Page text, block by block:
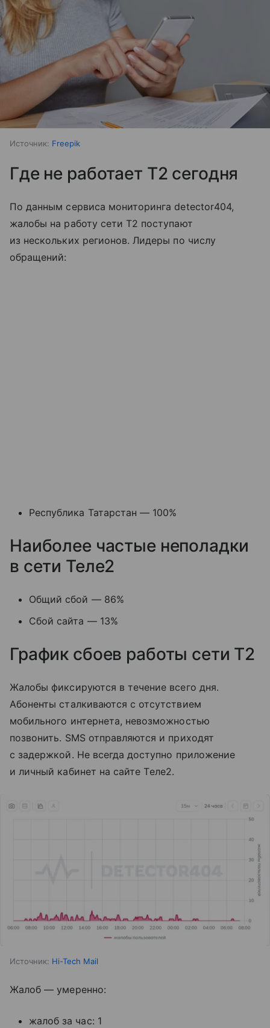
Источник: Freepik
Где не работает T2 сегодня
По данным сервиса мониторинга detector404,
жалобы на работу сети T2 поступают
из нескольких регионов. Лидеры по числу
обращений:
Республика Татарстан — 100%
Наиболее частые неполадки
в сети Теле2
Общий сбой — 86%
Сбой сайта — 13%
График сбоев работы сети T2
Жалобы фиксируются в течение всего дня.
Абоненты сталкиваются с отсутствием
мобильного интернета, невозможностью
позвонить. SMS отправляются и приходят
с задержкой. Не всегда доступно приложение
и личный кабинет на сайте Tеле2.
Источник: Hi-Tech Mail
Жалоб — умеренно:
жалоб за час: 1